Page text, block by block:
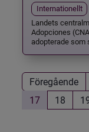
Internationellt
Landets
Adopciones
adopterade som
Föregående
17
18